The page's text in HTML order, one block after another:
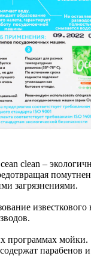
clean –
загрязнениями.
программах мойки.
парабенов